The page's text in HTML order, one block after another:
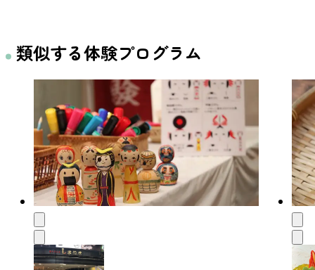
類似する体験プログラム